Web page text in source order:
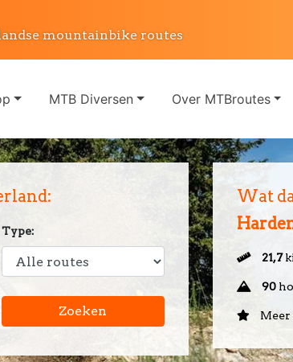
mountainbike routes
MTB Diversen Over MTBroutes
Type:
Zoeken
Wat
21,7
90
Meer